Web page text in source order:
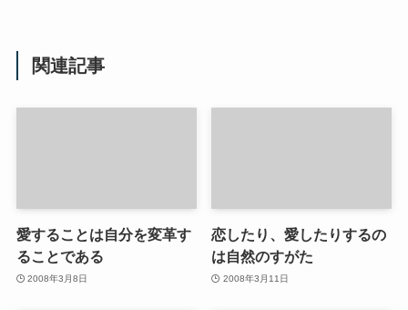
関連記事
愛することは自分を変革す
ることである
2008年3月8日
恋したり、愛したりするの
は自然のすがた
2008年3月11日